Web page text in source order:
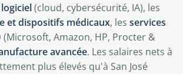
(cloud, cybersécurité, IA), les
et dispositifs médicaux, les services
(Microsoft, Amazon, HP, Procter &
avancée. Les salaires nets à
plus élevés qu'à San José